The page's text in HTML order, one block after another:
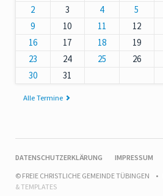
2
3 4 5
9
10 11 12
16
17 18 19
23
24 25 26
30
31
Alle Termine
NAVIGATION
DATENSCHUTZERKLÄRUNG
IMPRESSUM
© FREIE CHRISTLICHE GEMEINDE TÜBINGEN
& TEMPLATES